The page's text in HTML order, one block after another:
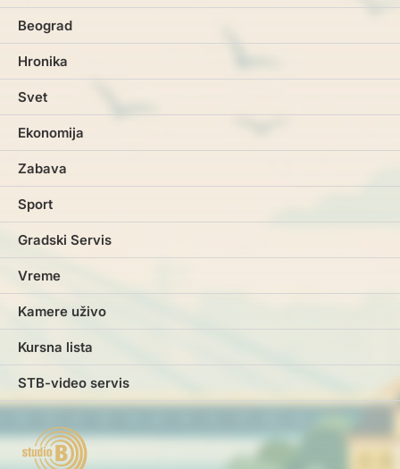
Beograd
Hronika
Svet
Ekonomija
Zabava
Sport
Gradski Servis
Vreme
Kamere uživo
Kursna lista
STB-video servis